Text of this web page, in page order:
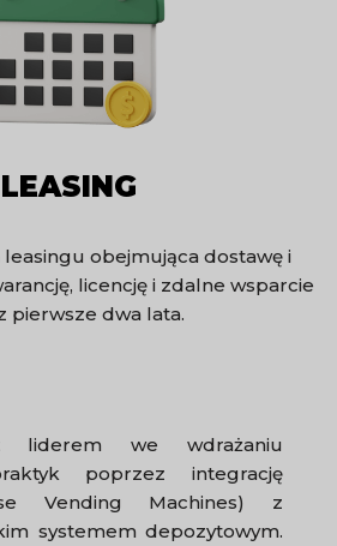
LEASING
leasingu obejmująca dostawę i
licencję i zdalne wsparcie
pierwsze dwa lata.
liderem we wdrażaniu
poprzez integrację
Vending Machines) z
systemem depozytowym.